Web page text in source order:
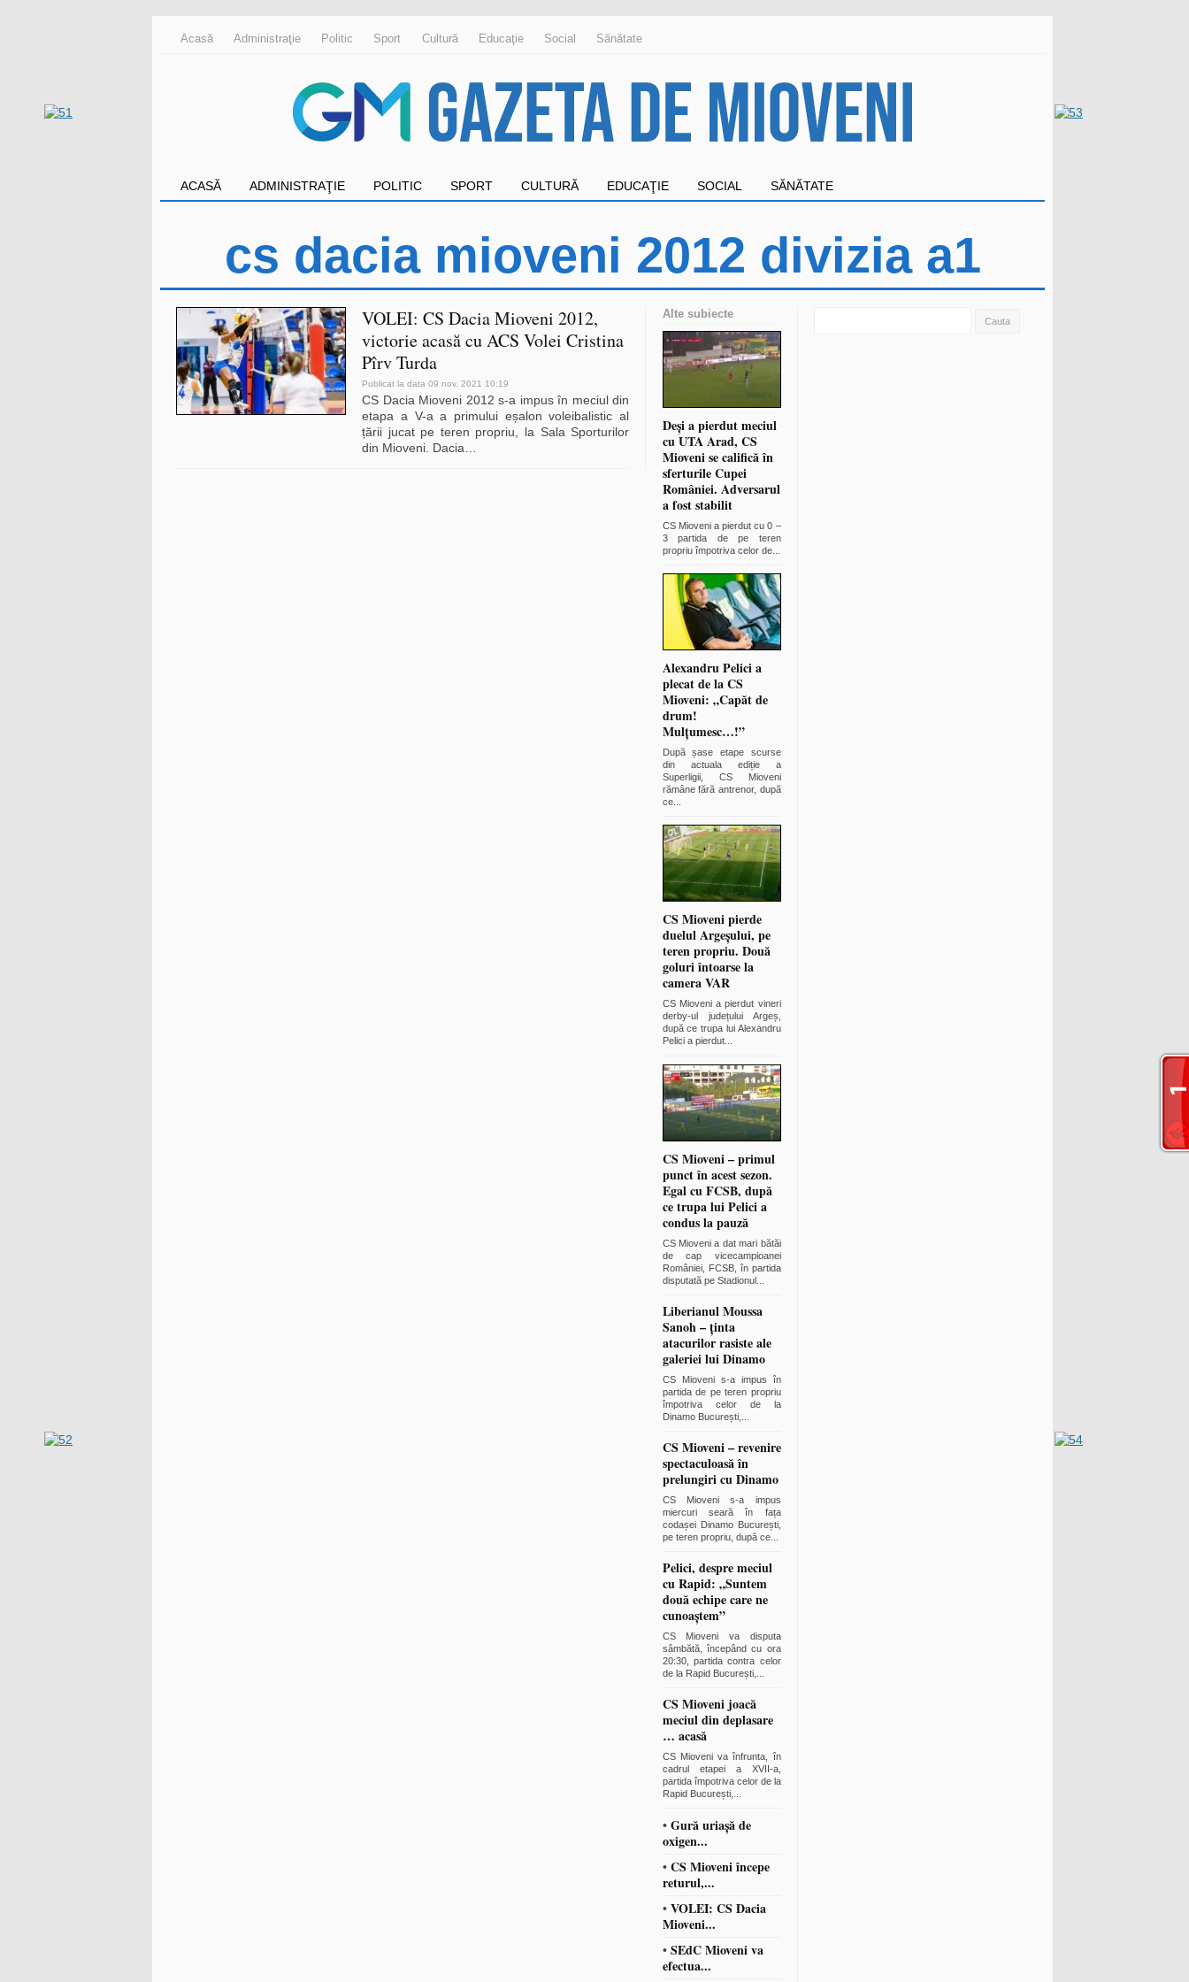
Acasă Administraţie Politic Sport Cultură Educaţie Social Sănătate
ACASĂ ADMINISTRAŢIE POLITIC SPORT CULTURĂ EDUCAŢIE SOCIAL SĂNĂTATE
cs dacia mioveni 2012 divizia a1
VOLEI: CS Dacia Mioveni 2012,
victorie acasă cu ACS Volei Cristina
Pîrv Turda
Publicat la data 09 nov. 2021 10:19
CS Dacia Mioveni 2012 s-a impus în meciul din
etapa a V-a a primului eșalon voleibalistic al
țării jucat pe teren propriu, la Sala Sporturilor
din Mioveni. Dacia
Alte subiecte
Deși a pierdut meciul
cu UTA Arad, CS
Mioveni se califică în
sferturile Cupei
României. Adversarul
a fost stabilit
CS Mioveni a pierdut cu 0 –
3 partida de pe teren
propriu împotriva celor de...
Alexandru Pelici a
plecat de la CS
Mioveni: „Capăt de
drum!
Mulțumesc…!”
După șase etape scurse
din actuala ediție a
Superligii, CS Mioveni
rămâne fără antrenor, după
ce...
CS Mioveni pierde
duelul Argeșului, pe
teren propriu. Două
goluri întoarse la
camera VAR
CS Mioveni a pierdut vineri
derby-ul județului Argeș,
după ce trupa lui Alexandru
Pelici a pierdut...
CS Mioveni – primul
punct în acest sezon.
Egal cu FCSB, după
ce trupa lui Pelici a
condus la pauză
CS Mioveni a dat mari bătăi
de cap vicecampioanei
României, FCSB, în partida
disputată pe Stadionul...
Liberianul Moussa
Sanoh – ținta
atacurilor rasiste ale
galeriei lui Dinamo
CS Mioveni s-a impus în
partida de pe teren propriu
împotriva celor de la
Dinamo București,
CS Mioveni – revenire
spectaculoasă în
prelungiri cu Dinamo
CS Mioveni s-a impus
miercuri seară în fața
codașei Dinamo București,
pe teren propriu, după ce...
Pelici, despre meciul
cu Rapid: „Suntem
două echipe care ne
cunoaștem”
CS Mioveni va disputa
sâmbătă, începând cu ora
20:30, partida contra celor
de la Rapid București,
CS Mioveni joacă
meciul din deplasare
… acasă
CS Mioveni va înfrunta, în
cadrul etapei a XVII-a,
partida împotriva celor de la
Rapid București,
•Gură uriașă de
oxigen...
•CS Mioveni începe
returul,...
•VOLEI: CS Dacia
Mioveni...
•SEdC Mioveni va
efectua...